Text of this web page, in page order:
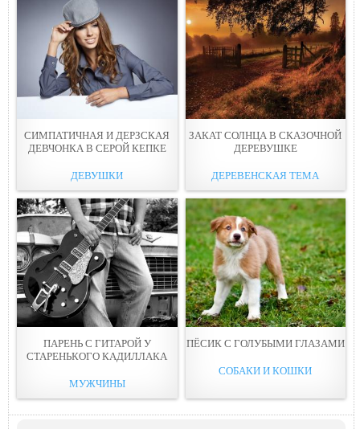
СИМПАТИЧНАЯ И ДЕРЗСКАЯ
ДЕВЧОНКА В СЕРОЙ КЕПКЕ
ДЕВУШКИ
ЗАКАТ СОЛНЦА В СКАЗОЧНОЙ
ДЕРЕВУШКЕ
ДЕРЕВЕНСКАЯ ТЕМА
ПАРЕНЬ С ГИТАРОЙ У
СТАРЕНЬКОГО КАДИЛЛАКА
МУЖЧИНЫ
ПЁСИК С ГОЛУБЫМИ ГЛАЗАМИ
СОБАКИ И КОШКИ